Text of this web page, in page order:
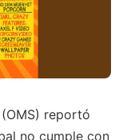
reportó
no cumple con